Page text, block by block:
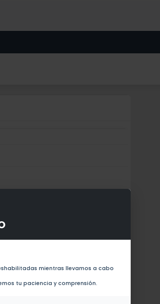
mientras llevamos a cabo
tu paciencia y comprensión.